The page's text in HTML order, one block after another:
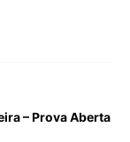
– Prova Aberta